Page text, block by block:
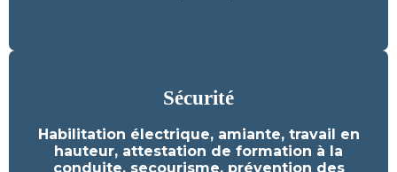
Sécurité
Habilitation électrique, amiante, travail en
hauteur, attestation de formation à la
conduite, secourisme, prévention des
Sécurité
Découvrez nos formations